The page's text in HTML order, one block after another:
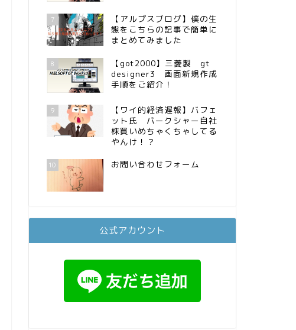
7
【アルプスブログ】僕の生
態をこちらの記事で簡単に
まとめてみました
8
【got2000】三菱製 gt
designer3 画面新規作成
手順をご紹介！
9
【ワイ的経済遅報】バフェ
ット氏 バークシャー自社
株買いめちゃくちゃしてる
やんけ！？
10 お問い合わせフォーム
公式アカウント